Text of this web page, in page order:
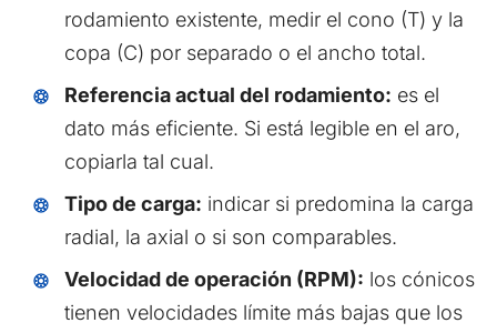
rodamiento existente, medir el cono (T) y la
copa (C) por separado o el ancho total.
Referencia actual del rodamiento: es el
dato más eficiente. Si está legible en el aro,
copiarla tal cual.
Tipo de carga: indicar si predomina la carga
radial, la axial o si son comparables.
Velocidad de operación (RPM): los cónicos
tienen velocidades límite más bajas que los